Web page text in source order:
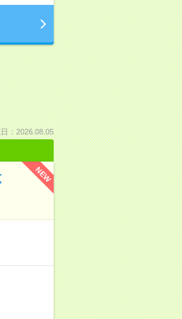
：2026.08.05
NEW